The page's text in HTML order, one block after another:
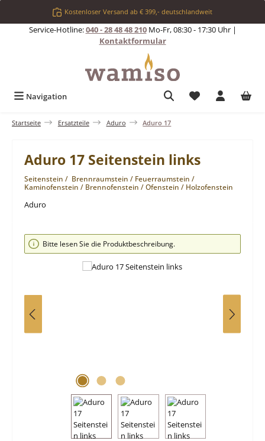
Zum Hauptinhalt springenKostenloser Versand ab € 399,- deutschlandweit
Service-Hotline:040 - 28 48 48 210Mo-Fr, 08:30 - 17:30 Uhr |
Kontaktformular
Navigation Du hast 0
Startseite Ersatzteile Aduro Aduro 17
Aduro 17 Seitenstein links
Seitenstein / Brennraumstein / Feuerraumstein /
Kaminofenstein / Brennofenstein / Ofenstein / Holzofenstein
Aduro
Bildergalerie überspringen
Bitte lesen Sie die Produktbeschreibung.